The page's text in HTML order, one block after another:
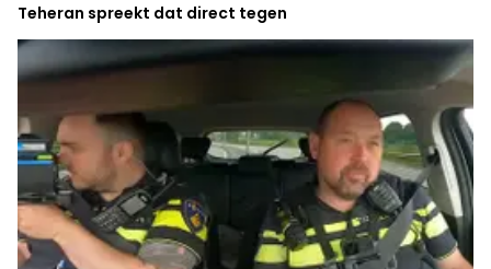
Teheran spreekt dat direct tegen